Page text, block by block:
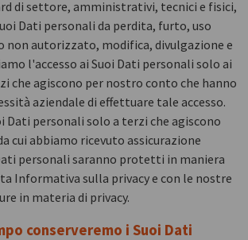
di settore, amministrativi, tecnici e fisici,
Dati personali da perdita, furto, uso
non autorizzato, modifica, divulgazione e
l'accesso ai Suoi Dati personali solo ai
che agiscono per nostro conto che hanno
aziendale di effettuare tale accesso.
Dati personali solo a terzi che agiscono
cui abbiamo ricevuto assicurazione
personali saranno protetti in maniera
Informativa sulla privacy e con le nostre
in materia di privacy.
conserveremo i Suoi Dati